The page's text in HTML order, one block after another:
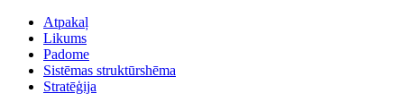
Atpakaļ
Likums
Padome
Sistēmas struktūrshēma
Stratēģija